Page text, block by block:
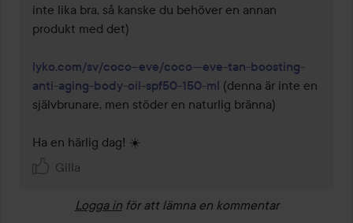
inte lika bra, så kanske du behöver en annan
produkt med det)
lyko.com/sv/coco--eve/coco---eve-tan-boosting-
anti-aging-body-oil-spf50-150-ml (denna är inte en
självbrunare, men stöder en naturlig bränna)
Ha en härlig dag! ☀️
Gilla
Logga in för att lämna en kommentar